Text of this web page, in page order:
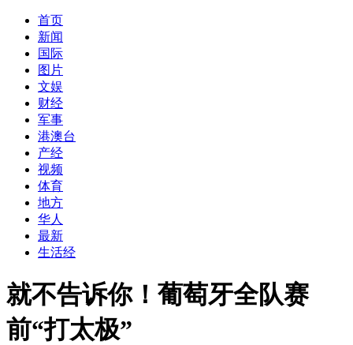
首页
新闻
国际
图片
文娱
财经
军事
港澳台
产经
视频
体育
地方
华人
最新
生活经
就不告诉你！葡萄牙全队赛
前“打太极”